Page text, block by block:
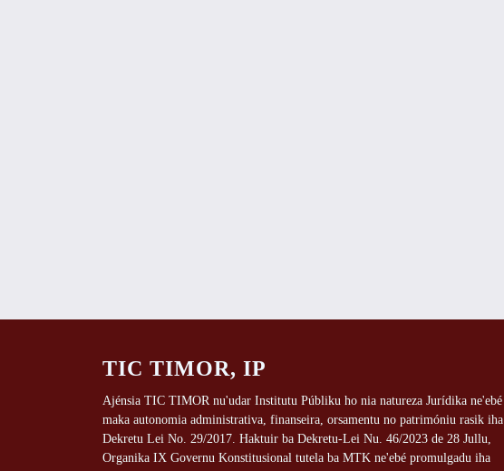
TIC TIMOR, IP
Ajénsia TIC TIMOR nu'udar Institutu Públiku ho nia natureza Jurídika ne'ebé
maka autonomia administrativa, finanseira, orsamentu no patrimóniu rasik iha
Dekretu Lei No. 29/2017. Haktuir ba Dekretu-Lei Nu. 46/2023 de 28 Jullu,
Organika IX Governu Konstitusional tutela ba MTK ne'ebé promulgadu iha